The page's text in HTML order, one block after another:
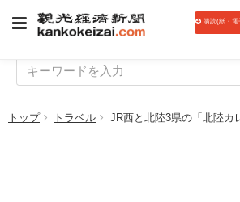
購読(紙・電
トップ トラベル JR西と北陸3県の「北陸カ